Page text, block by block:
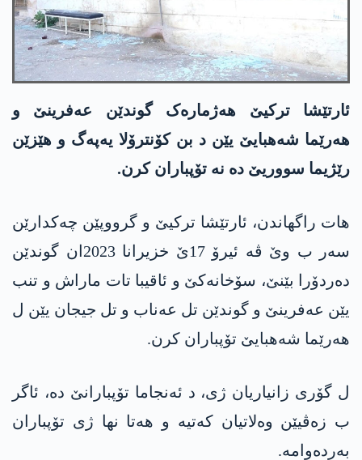
ئارتێشا ترکیێ هەژمارەک گوندێن عه‌فرینێ و
هەرێما شەهبایێ یێن د بن کۆنترۆلا یه‌په‌گ و هێزێن
رێژیما سووریێ دە نە تۆپباران کرن.
هات راگهاندن، ئارتێشا ترکیێ و گرووپێن چەکدارێن
سەر ب وێ ڤە ئیرۆ 17ێ خزیرانا 2023ان گوندێن
دەردۆرا بێنێ، سۆخانەکێ و ئاقیبا تات ماراش و تنب
یێن عه‌فرینێ و گوندێن تل عەناب و تل جیجان یێن ل
هەرێما شەهبایێ تۆپباران کرن.
ل گۆری زانیاریان ژی، د ئەنجاما تۆپبارانێ دە، ئاگر
ب زەڤیێن وەلاتیان کەتیە و هەتا نها ژی تۆپباران
بەردەوامە.